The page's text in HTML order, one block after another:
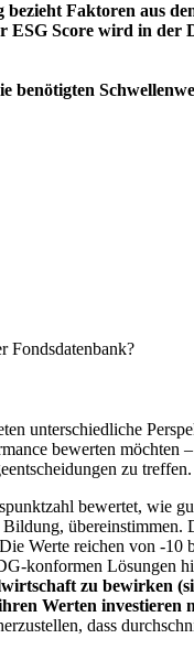
Faktoren aus
ESG Score wird in
benötigten
Fondsdatenbank?
unterschiedliche
bewerten
zu treffen.
bewertet, wie
Werte reichen von -
konformen Lösungen
zu bewirken
Werten
dass